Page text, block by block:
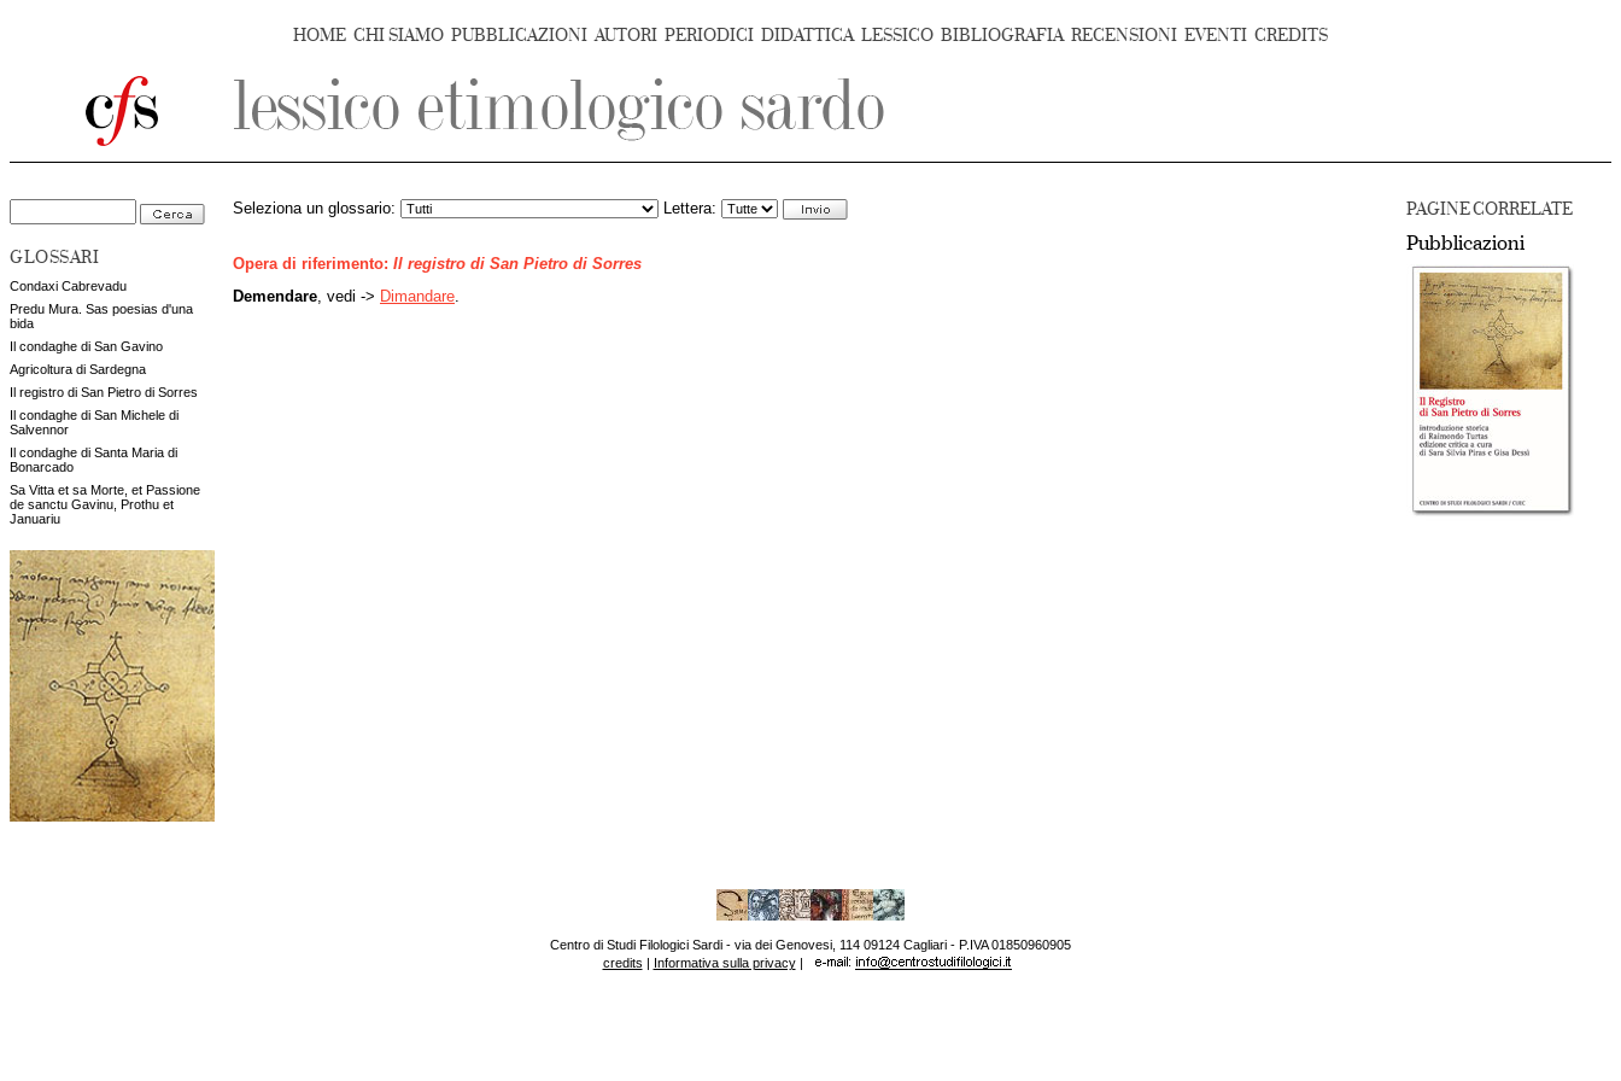
HOME CHI SIAMO PUBBLICAZIONI AUTORI PERIODICI DIDATTICA LESSICO BIBLIOGRAFIA RECENSIONI EVENTI CREDITS
GLOSSARI
Condaxi Cabrevadu
Predu Mura. Sas poesias d'una
bida
Il condaghe di San Gavino
Agricoltura di Sardegna
Il registro di San Pietro di Sorres
Il condaghe di San Michele di
Salvennor
Il condaghe di Santa Maria di
Bonarcado
Sa Vitta et sa Morte, et Passione
de sanctu Gavinu, Prothu et
Januariu
PAGINE CORRELATE
Pubblicazioni
Seleziona un glossario: Lettera:
Opera di riferimento: Il registro di San Pietro di Sorres
Demendare , vedi -> Dimandare
Centro di Studi Filologici Sardi - via dei Genovesi, 114 09124 Cagliari - P.IVA 01850960905
credits | Informativa sulla privacy|